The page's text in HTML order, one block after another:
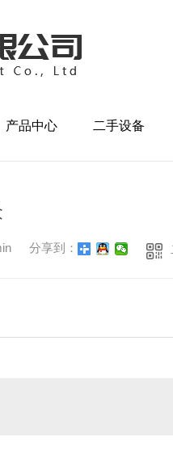
产品中心 二手设备
分享到：